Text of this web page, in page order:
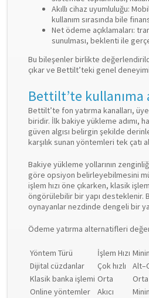
Akıllı cihaz uyumluluğu:
kullanım sırasında bile
Net ödeme açıklamaları:
sunulması, beklenti ile
Bu bileşenler birlikte
çıkar ve Bettilt’teki genel
Bettilt’te kullanıma
Bettilt’te fon yatırma kanalları,
biridir. İlk bakiye yükleme adımı,
güven algısı belirgin şekilde
karşılık sunan yöntemleri tek
Bakiye yükleme yollarının
göre opsiyon belirleyebilmesini
işlem hızı öne çıkarken, klasik
öngörülebilir bir yapı desteklenir.
oynayanlar nezdinde dengeli bir
Ödeme yatırma alternatifleri
Yöntem Türü İşlem Hızı
Dijital cüzdanlar
Çok hızlı
Klasik banka işlemi Orta
Online yöntemler
Akıcı